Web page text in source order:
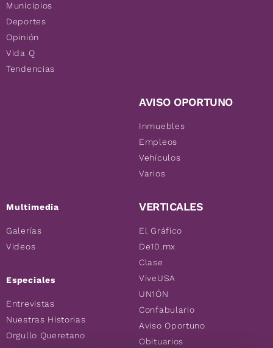
Municipios
Deportes
Opinión
Vida Q
Tendencias
Multimedia
Galerías
Videos
Especiales
Entrevistas
Nuestras Historias
Orgullo Queretano
AVISO OPORTUNO
Inmuebles
Empleos
Vehículos
Varios
VERTICALES
El Gráfico
De10.mx
Clase
ViveUSA
UN1ÓN
Confabulario
Aviso Oportuno
Obituarios